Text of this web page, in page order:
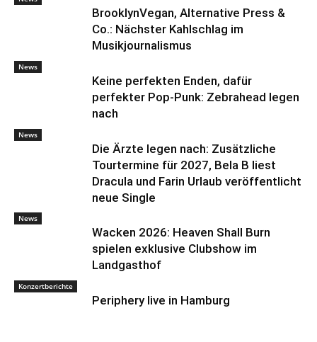
BrooklynVegan, Alternative Press &
Co.: Nächster Kahlschlag im
Musikjournalismus
News
Keine perfekten Enden, dafür
perfekter Pop-Punk: Zebrahead legen
nach
News
Die Ärzte legen nach: Zusätzliche
Tourtermine für 2027, Bela B liest
Dracula und Farin Urlaub veröffentlicht
neue Single
News
Wacken 2026: Heaven Shall Burn
spielen exklusive Clubshow im
Landgasthof
Konzertberichte
Periphery live in Hamburg